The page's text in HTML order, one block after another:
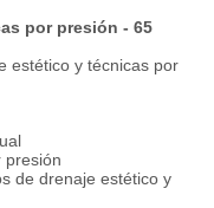
por presión - 65
estético y técnicas por
presión
de drenaje estético y